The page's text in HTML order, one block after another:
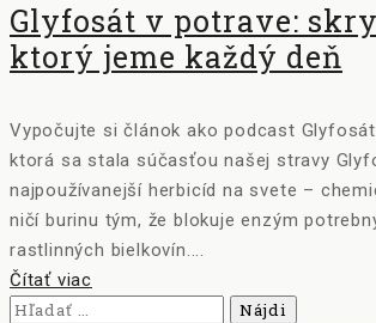
Glyfosát v potrave:
ktorý jeme každý deň
Vypočujte si článok ako podcast
ktorá sa stala súčasťou našej stravy
najpoužívanejší herbicíd na svete –
ničí burinu tým, že blokuje enzým
rastlinných bielkovín....
Čítať viac
Hľadať: